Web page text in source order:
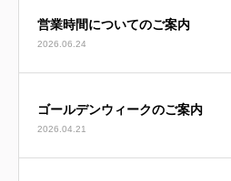
営業時間についてのご案内
2026.06.24
ゴールデンウィークのご案内
2026.04.21